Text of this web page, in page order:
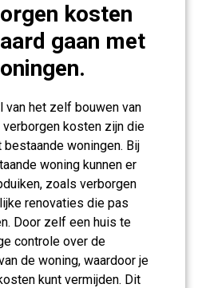
kosten
gaan met
van het zelf bouwen van
kosten zijn die
bestaande woningen. Bij
woning kunnen er
zoals verborgen
renovaties die pas
Door zelf een huis te
controle over de
de woning, waardoor je
kunt vermijden. Dit